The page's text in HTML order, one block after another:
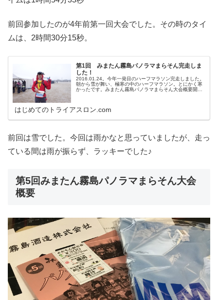
前回参加したのが4年前第一回大会でした。その時のタイ
ムは、2時間30分15秒。
第1回 みまたん霧島パノラマまらそん完走しま
した！
2016.01.24。今年一発目のハーフマラソン完走しました。
朝から雪が舞い、極寒の中のハーフマラソン。とにかく寒
かったです。みまたん霧島パノラマまらそん大会概要開催
はじめてのトライアスロン.com
前回は雪でした。今回は雨かなと思っていましたが、走っ
ている間は雨が振らず、ラッキーでした♪
第5回みまたん霧島パノラマまらそん大会
概要